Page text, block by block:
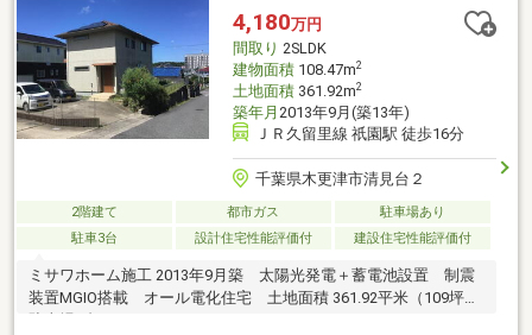
リアです！〇周辺環境・セブンイレブン木更津下烏田店 約
1330m・ODOYA羽鳥野店 約785m・イオンタウン木更津請西
約
4,180万円
間取り 2SLDK
建物面積108.47m2
土地面積361.92m2
築年月 2013年9月(築13年)
ＪＲ久留里線 祇園駅 徒歩16分
千葉県木更津市清見台２
2階建て 都市ガス
駐車場あり
駐車3台
設計住宅性能評価付 建設住宅性能評価付
ミサワホーム施工 2013年9月築 太陽光発電＋蓄電池設置 制震
装置MGIO搭載 オール電化住宅 土地面積 361.92平米（109坪）
駐車場4台可